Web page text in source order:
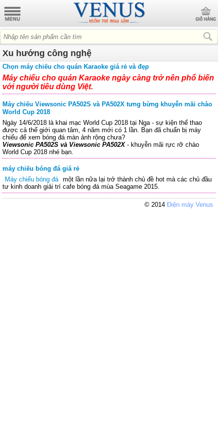
Xu hướng công nghệ
Chọn máy chiếu cho quán Karaoke giá rẻ và đẹp
Máy chiếu cho quán Karaoke ngày càng trở nên phổ biến
với người tiêu dùng Việt.
Máy chiếu Viewsonic PA502S và PA502X tưng bừng khuyễn mãi chào
World Cup 2018
Ngày 14/6/2018 là khai mạc World Cup 2018 tại Nga - sự kiện thể thao
được cả thế giới quan tâm, 4 năm mới có 1 lần. Bạn đã chuẩn bị máy
chiếu để xem bóng đá màn ảnh rộng chưa?
Viewsonic PA502S và Viewsonic PA502X - khuyễn mãi rực rỡ chào
World Cup 2018 nhé bạn.
máy chiếu bóng đá giá rẻ
Máy chiếu bóng đá một lần nữa lại trở thành chủ đề hot mà các chủ đầu
tư kinh doanh giải trí cafe bóng đá mùa Seagame 2015.
© 2014 Điện máy Venus